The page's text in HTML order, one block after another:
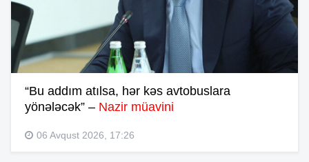
“Bu addım atılsa, hər kəs avtobuslara
yönələcək” – Nazir müavini
06 Avqust 2026, 17:26